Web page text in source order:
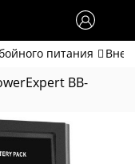
питания
BB-